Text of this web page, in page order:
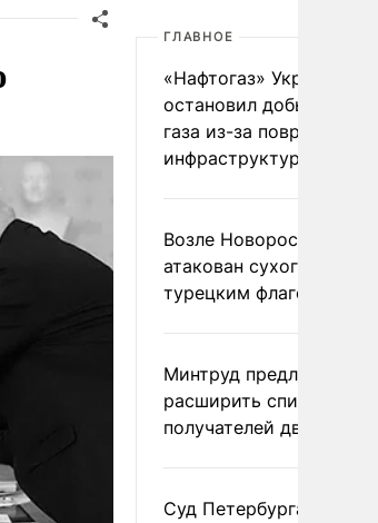
ГЛАВНОЕ
«Нафтогаз» Украины
остановил добычу
газа из-за повреждения
инфраструктуры
Возле Новороссийска
атакован сухогруз под
турецким флагом
Минтруд предложил
расширить список
получателей двух
Суд Петербурга заочно